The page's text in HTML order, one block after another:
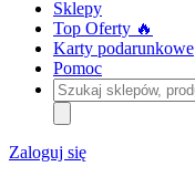
Sklepy
Top Oferty 🔥
Karty podarunkowe
Pomoc
Szukaj
sklepów,
produktów
i
kategorii
Zaloguj się